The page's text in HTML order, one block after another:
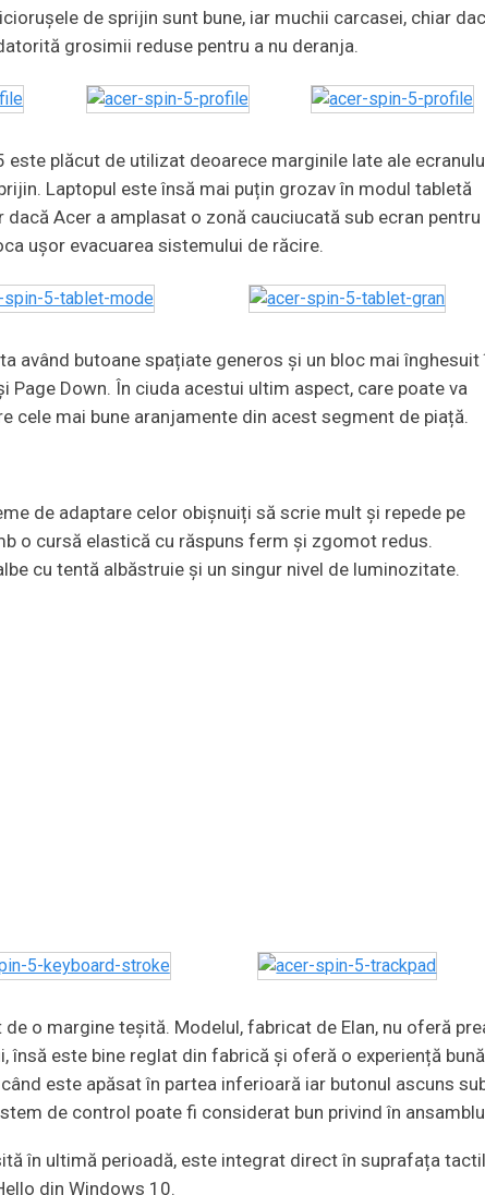
de sprijin sunt bune, iar muchii carcasei, chiar
grosimii reduse pentru a nu deranja.
plăcut de utilizat deoarece marginile late ale
Laptopul este însă mai puțin grozav în modul tabletă
Acer a amplasat o zonă cauciucată sub ecran pentru
ușor evacuarea sistemului de răcire.
având butoane spațiate generos și un bloc mai înghesuit
Page Down. În ciuda acestui ultim aspect, care poate va
cele mai bune aranjamente din acest segment de piață.
de adaptare celor obișnuiți să scrie mult și repede pe
o cursă elastică cu răspuns ferm și zgomot redus.
cu tentă albăstruie și un singur nivel de luminozitate.
o margine teșită. Modelul, fabricat de Elan, nu oferă
este bine reglat din fabrică și oferă o experiență
este apăsat în partea inferioară iar butonul ascuns
de control poate fi considerat bun privind în
în ultimă perioadă, este integrat direct în suprafața
din Windows 10.